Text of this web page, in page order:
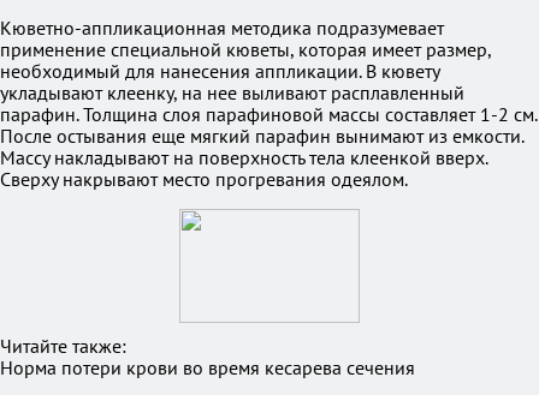
Кюветно-аппликационная методика подразумевает
применение специальной кюветы, которая имеет размер,
необходимый для нанесения аппликации. В кювету
укладывают клеенку, на нее выливают расплавленный
парафин. Толщина слоя парафиновой массы составляет 1-2 см.
После остывания еще мягкий парафин вынимают из емкости.
Массу накладывают на поверхность тела клеенкой вверх.
Сверху накрывают место прогревания одеялом.
Читайте также:
Норма потери крови во время кесарева сечения